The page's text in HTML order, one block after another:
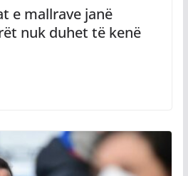
e mallrave janë
nuk duhet të kenë